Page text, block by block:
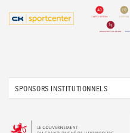
SPONSORS INSTITUTIONNELS